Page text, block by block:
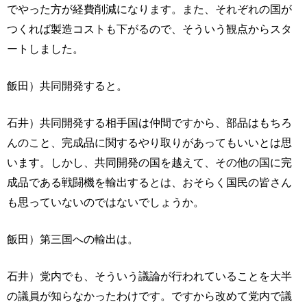
でやった方が経費削減になります。また、それぞれの国が
つくれば製造コストも下がるので、そういう観点からスタ
ートしました。
飯田）共同開発すると。
石井）共同開発する相手国は仲間ですから、部品はもちろ
んのこと、完成品に関するやり取りがあってもいいとは思
います。しかし、共同開発の国を越えて、その他の国に完
成品である戦闘機を輸出するとは、おそらく国民の皆さん
も思っていないのではないでしょうか。
飯田）第三国への輸出は。
石井）党内でも、そういう議論が行われていることを大半
の議員が知らなかったわけです。ですから改めて党内で議